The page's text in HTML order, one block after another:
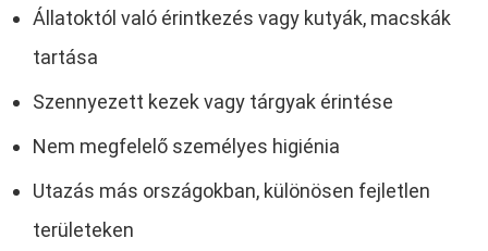
Állatoktól való érintkezés vagy kutyák, macskák
tartása
Szennyezett kezek vagy tárgyak érintése
Nem megfelelő személyes higiénia
Utazás más országokban, különösen fejletlen
területeken